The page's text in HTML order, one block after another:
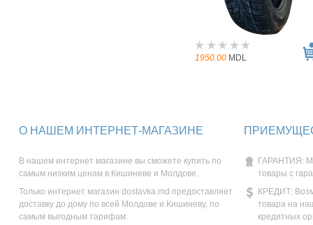
1950.00 MDL
О НАШЕМ ИНТЕРНЕТ-МАГАЗИНЕ
В нашем интернет магазине вы сможете купить по
самым низким ценам в Кишиневе и Молдове.
Только интернет магазин dostavka.md предоставляет
доставку до дому по всей Молдове и Кишиневу, по
самым выгодным тарифам.
ГАРАНТИЯ:
товары с
КРЕДИТ:
товара на
кредитных